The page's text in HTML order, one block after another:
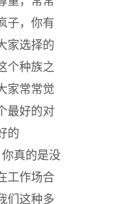
子，你有
家选择的
个种族之
家常常觉
最好的对
的
真的是没
工作场合